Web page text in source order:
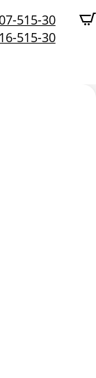
515-30
515-30